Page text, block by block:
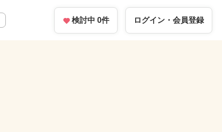
検討中 0件 ログイン・ 会員登録